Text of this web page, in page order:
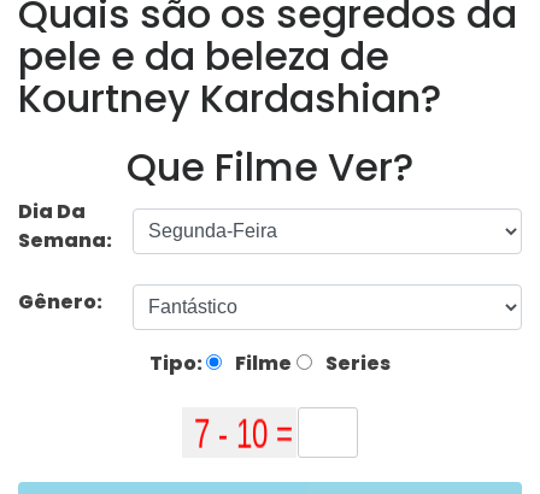
Quais são os segredos da
pele e da beleza de
Kourtney Kardashian?
Que Filme Ver?
Dia Da
Semana:
Gênero:
Tipo: Filme Series